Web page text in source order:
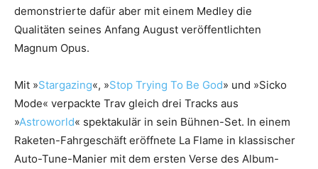
demonstrierte dafür aber mit einem Medley die
Qualitäten seines Anfang August veröffentlichten
Magnum Opus.
Mit »Stargazing«, »Stop Trying To Be God» und »Sicko
Mode« verpackte Trav gleich drei Tracks aus
»Astroworld« spektakulär in sein Bühnen-Set. In einem
Raketen-Fahrgeschäft eröffnete La Flame in klassischer
Auto-Tune-Manier mit dem ersten Verse des Album-